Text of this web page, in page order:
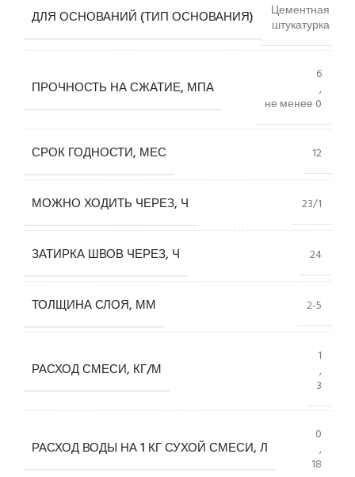
ДЛЯ ОСНОВАНИЙ (ТИП ОСНОВАНИЯ)
Цементная
штукатурка
ПРОЧНОСТЬ НА СЖАТИЕ, МПА
6
,
не менее 0
СРОК ГОДНОСТИ, МЕС 12
МОЖНО ХОДИТЬ ЧЕРЕЗ, Ч 23/1
ЗАТИРКА ШВОВ ЧЕРЕЗ, Ч 24
ТОЛЩИНА СЛОЯ, ММ 2-5
РАСХОД СМЕСИ, КГ/М
1
,
3
РАСХОД ВОДЫ НА 1 КГ СУХОЙ СМЕСИ, Л
0
,
18